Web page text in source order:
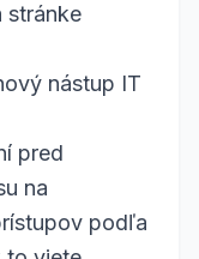
stránke
nástup IT
pred
na
podľa